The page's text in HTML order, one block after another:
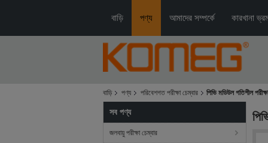
বাড়ি পণ্য আমাদের সম্পর্কে কারখানা
বাড়ি পণ্য পরিবেশগত পরীক্ষা চেম্বার পিভি মডিউল গতিশীল
সব পণ্য
জলবায়ু পরীক্ষা চেম্বার